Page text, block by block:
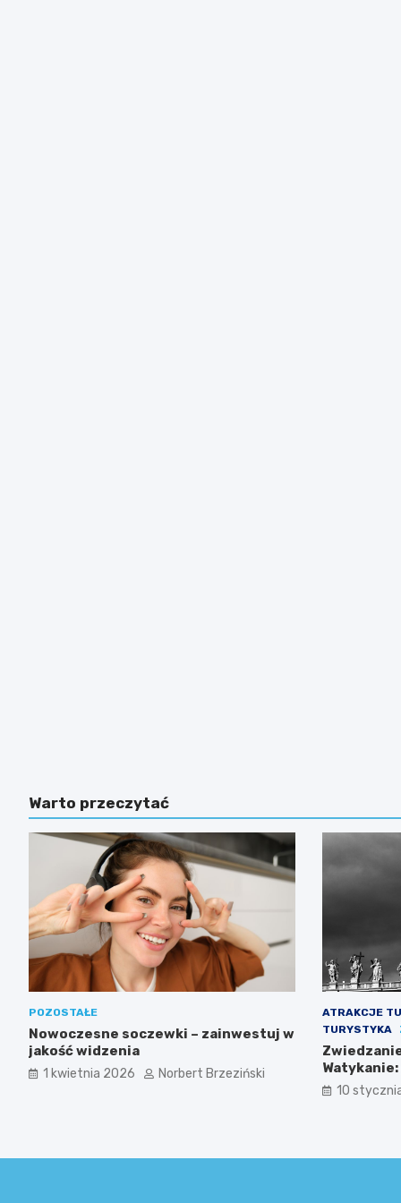
Warto przeczytać
POZOSTAŁE
Nowoczesne soczewki – zainwestuj w
jakość widzenia
1 kwietnia 2026 Norbert Brzeziński
ATRAKCJE
TURYSTYKA
10